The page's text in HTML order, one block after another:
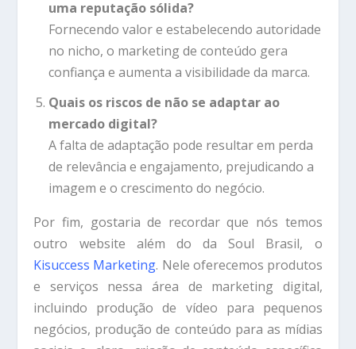
uma reputação sólida?
Fornecendo valor e estabelecendo autoridade
no nicho, o marketing de conteúdo gera
confiança e aumenta a visibilidade da marca.
Quais os riscos de não se adaptar ao
mercado digital?
A falta de adaptação pode resultar em perda
de relevância e engajamento, prejudicando a
imagem e o crescimento do negócio.
Por fim, gostaria de recordar que nós temos
outro website além do da Soul Brasil, o
Kisuccess Marketing. Nele oferecemos produtos
e serviços nessa área de marketing digital,
incluindo produção de vídeo para pequenos
negócios, produção de conteúdo para as mídias